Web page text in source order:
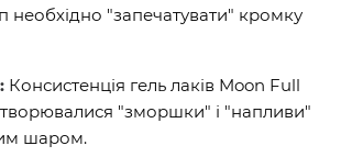
необхідно "запечатувати" кромку
Консистенція гель лаків Moon Full
"зморшки" і "напливи"
шаром.